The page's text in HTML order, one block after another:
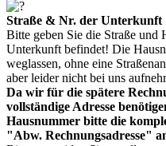
Straße & Nr. der Unterkunft
Bitte geben Sie die Straße und
Unterkunft befindet! Die
weglassen, ohne eine
aber leider nicht bei uns
Da wir für die spätere
vollständige Adresse
Hausnummer bitte die
"Abw. Rechnungsadresse"